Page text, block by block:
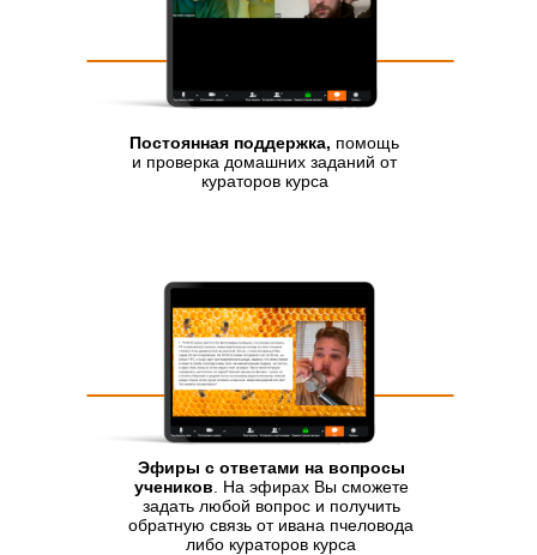
Постоянная поддержка, помощь
и проверка домашних заданий от
кураторов курса
Эфиры с ответами на вопросы
учеников . На эфирах Вы сможете
задать любой вопрос и получить
обратную связь от ивана пчеловода
либо кураторов курса